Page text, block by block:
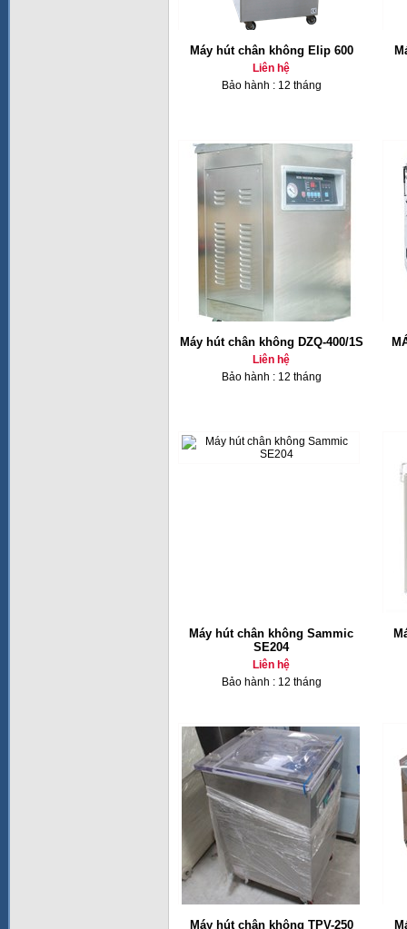
Máy hút chân không Elip 600
Liên hệ
Bảo hành : 12 tháng
Máy hút chân không DZQ-400/1S
Liên hệ
Bảo hành : 12 tháng
Máy hút chân không Sammic
SE204
Liên hệ
Bảo hành : 12 tháng
Máy hút chân không TPV-250